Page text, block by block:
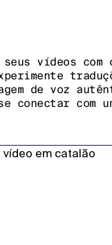
vídeos com
de voz
conectar com